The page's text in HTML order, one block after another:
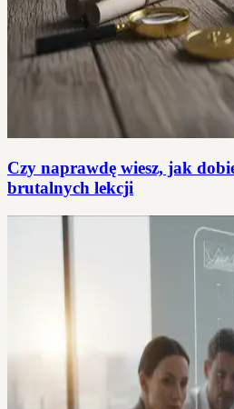
Czy naprawdę wiesz, jak
brutalnych lekcji